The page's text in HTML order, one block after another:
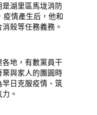
湖里區馬垅消防
疫情產生后，他和
殺等任務義務。
地，有數黨員干
與家人的團圓時
日克服疫情、筑
。